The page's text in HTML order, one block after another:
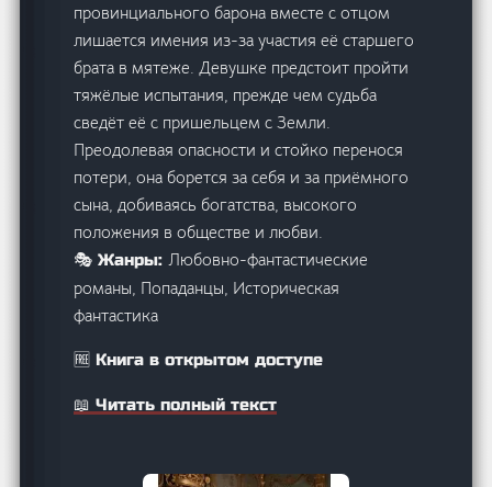
провинциального барона вместе с отцом
лишается имения из-за участия её старшего
брата в мятеже. Девушке предстоит пройти
тяжёлые испытания, прежде чем судьба
сведёт её с пришельцем с Земли.
Преодолевая опасности и стойко перенося
потери, она борется за себя и за приёмного
сына, добиваясь богатства, высокого
положения в обществе и любви.
🎭 Жанры:Любовно-фантастические
романы, Попаданцы, Историческая
фантастика
🆓 Книга в открытом доступе
📖 Читать полный текст